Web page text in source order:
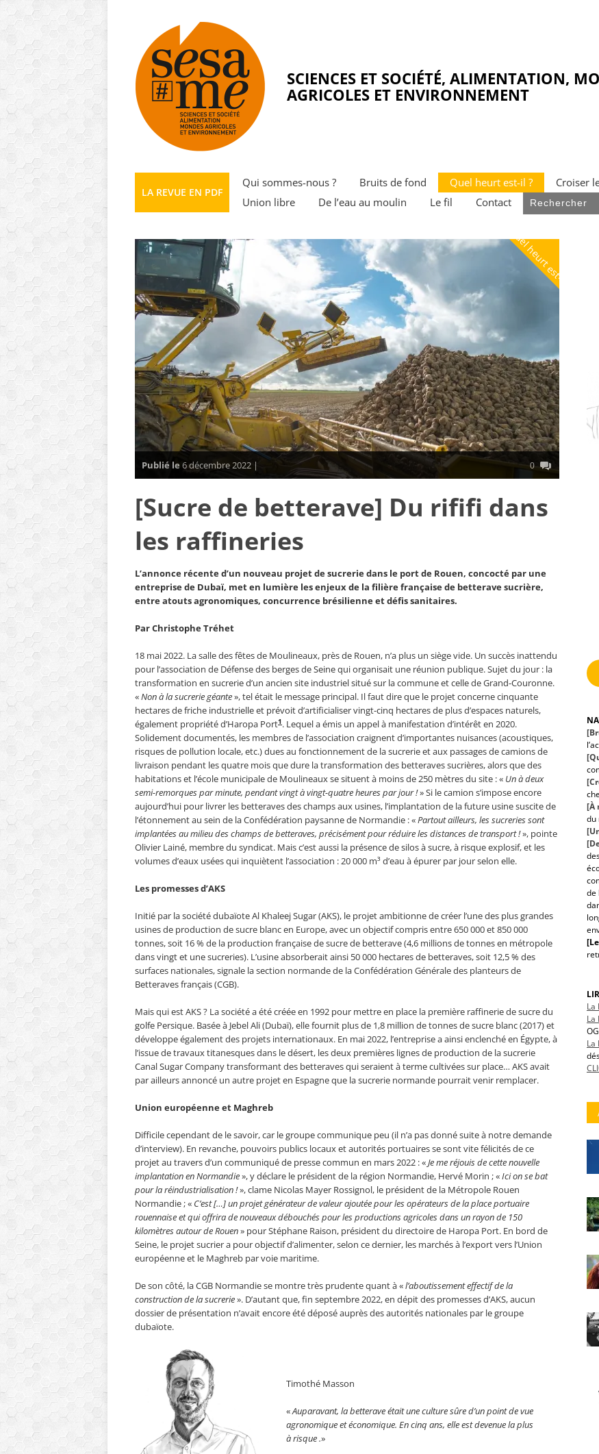
SCIENCES ET SOCIÉTÉ, ALIMENTATION,
AGRICOLES ET ENVIRONNEMENT
LA REVUE EN PDF
Qui sommes-nous ? Bruits de fond Quel heurt est-il ? Croiser
Union libre
De l’eau au moulin Le fil Contact
Quel heurt est-il ?
Publié le 6 décembre 2022 | 0
[Sucre de betterave] Du rififi dans
les raffineries
L’annonce récente d’un nouveau projet de sucrerie dans le port de Rouen, concocté par une
entreprise de Dubaï, met en lumière les enjeux de la filière française de betterave sucrière,
entre atouts agronomiques, concurrence brésilienne et défis sanitaires.
Par Christophe Tréhet
18 mai 2022. La salle des fêtes de Moulineaux, près de Rouen, n’a plus un siège vide. Un succès inattendu
pour l’association de Défense des berges de Seine qui organisait une réunion publique. Sujet du jour : la
transformation en sucrerie d’un ancien site industriel situé sur la commune et celle de Grand-Couronne.
«Non à la sucrerie géante», tel était le message principal. Il faut dire que le projet concerne cinquante
hectares de friche industrielle et prévoit d’artificialiser vingt-cinq hectares de plus d’espaces naturels,
également propriété d’Haropa Port1. Lequel a émis un appel à manifestation d’intérêt en 2020.
Solidement documentés, les membres de l’association craignent d’importantes nuisances (acoustiques,
risques de pollution locale, etc.) dues au fonctionnement de la sucrerie et aux passages de camions de
livraison pendant les quatre mois que dure la transformation des betteraves sucrières, alors que des
habitations et l’école municipale de Moulineaux se situent à moins de 250 mètres du site : « Un à deux
semi-remorques par minute, pendant vingt à vingt-quatre heures par jour !» Si le camion s’impose encore
aujourd’hui pour livrer les betteraves des champs aux usines, l’implantation de la future usine suscite de
l’étonnement au sein de la Confédération paysanne de Normandie : «Partout ailleurs, les sucreries sont
implantées au milieu des champs de betteraves, précisément pour réduire les distances de transport !», pointe
Olivier Lainé, membre du syndicat. Mais c’est aussi la présence de silos à sucre, à risque explosif, et les
volumes d’eaux usées qui inquiètent l’association : 20 000 m³ d’eau à épurer par jour selon elle.
Les promesses d’AKS
Initié par la société dubaïote Al Khaleej Sugar (AKS), le projet ambitionne de créer l’une des plus grandes
usines de production de sucre blanc en Europe, avec un objectif compris entre 650 000 et 850 000
tonnes, soit 16 % de la production française de sucre de betterave (4,6 millions de tonnes en métropole
dans vingt et une sucreries). L’usine absorberait ainsi 50 000 hectares de betteraves, soit 12,5 % des
surfaces nationales, signale la section normande de la Confédération Générale des planteurs de
Betteraves français (CGB).
Mais qui est AKS ? La société a été créée en 1992 pour mettre en place la première raffinerie de sucre du
golfe Persique. Basée à Jebel Ali (Dubaï), elle fournit plus de 1,8 million de tonnes de sucre blanc (2017) et
développe également des projets internationaux. En mai 2022, l’entreprise a ainsi enclenché en Égypte, à
l’issue de travaux titanesques dans le désert, les deux premières lignes de production de la sucrerie
Canal Sugar Company transformant des betteraves qui seraient à terme cultivées sur place… AKS avait
par ailleurs annoncé un autre projet en Espagne que la sucrerie normande pourrait venir remplacer.
Union européenne et Maghreb
Difficile cependant de le savoir, car le groupe communique peu (il n’a pas donné suite à notre demande
d’interview). En revanche, pouvoirs publics locaux et autorités portuaires se sont vite félicités de ce
projet au travers d’un communiqué de presse commun en mars 2022 : «Je me réjouis de cette nouvelle
implantation en Normandie», y déclare le président de la région Normandie, Hervé Morin ; «Ici on se bat
pour la réindustrialisation !», clame Nicolas Mayer Rossignol, le président de la Métropole Rouen
Normandie ; « C’est […] un projet générateur de valeur ajoutée pour les opérateurs de la place portuaire
rouennaise et qui offrira de nouveaux débouchés pour les productions agricoles dans un rayon de 150
kilomètres autour de Rouen» pour Stéphane Raison, président du directoire de Haropa Port. En bord de
Seine, le projet sucrier a pour objectif d’alimenter, selon ce dernier, les marchés à l’export vers l’Union
européenne et le Maghreb par voie maritime.
De son côté, la CGB Normandie se montre très prudente quant à «l’aboutissement effectif de la
construction de la sucrerie». D’autant que, fin septembre 2022, en dépit des promesses d’AKS, aucun
dossier de présentation n’avait encore été déposé auprès des autorités nationales par le groupe
dubaïote.
Timothé Masson
«Auparavant, la betterave était une culture sûre d’un point de vue
agronomique et économique. En cinq ans, elle est devenue la plus
à risque .»
[À
du
de
La
La
La